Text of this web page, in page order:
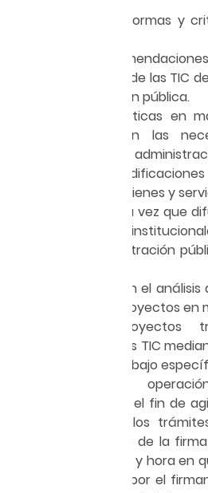
Difundir las normas y
Emitir
estratégicos de las TIC
administración pública.
Mejores prácticas en
que atiendan las
órganos de la
Proponer
técnicos de bienes y
Presentar a la vez que
informáticos
de la administración
Coadyuvar en el
los nuevos proyectos en
Impulsar proyectos
materia de las TIC
grupos de trabajo
Para la debida
electrónico, y con el fin de
accesibles todos los
apoyará en el uso de la
confirmar la fecha y hora en
datos es enviado por el